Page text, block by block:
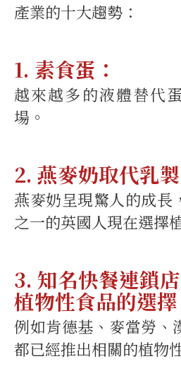
產業的十大趨勢：
1. 素食蛋：
越來越多的液體替代
場。
2. 燕麥奶取代乳製
燕麥奶呈現驚人的成長
之一的英國人現在選擇
3. 知名快餐連鎖
植物性食品的選擇
例如肯德基、麥當勞、
都已經推出相關的植物